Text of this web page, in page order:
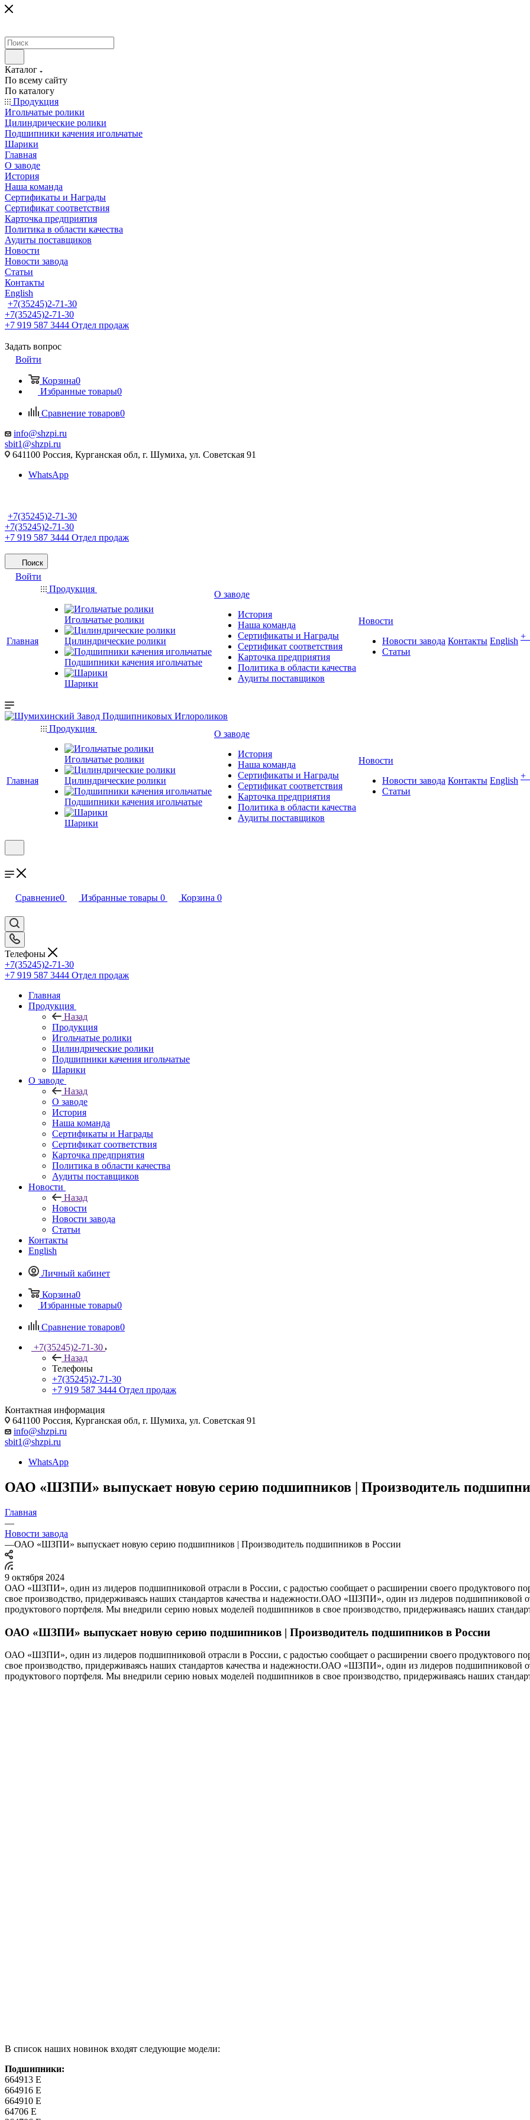
Каталог
По всему сайту
По каталогу
Продукция
Игольчатые ролики
Цилиндрические ролики
Подшипники качения игольчатые
Шарики
Главная
О заводе
История
Наша команда
Сертификаты и Награды
Сертификат соответствия
Карточка предприятия
Политика в области качества
Аудиты поставщиков
Новости
Новости завода
Статьи
Контакты
English
+7(35245)2-71-30
+7(35245)2-71-30
+7 919 587 3444 Отдел продаж
Задать вопрос
Войти
Корзина0
Избранные товары0
Сравнение товаров0
info@shzpi.ru
sbit1@shzpi.ru
641100 Россия, Курганская обл, г. Шумиха, ул. Советская 91
WhatsApp
+7(35245)2-71-30
+7(35245)2-71-30
+7 919 587 3444 Отдел продаж
Поиск
Войти
Главная
Продукция
Игольчатые ролики
Цилиндрические ролики
Подшипники качения игольчатые
Шарики
О заводе
История
Наша команда
Сертификаты и Награды
Сертификат соответствия
Карточка предприятия
Политика в области качества
Аудиты поставщиков
Новости
Новости завода
Статьи
Контакты English +
Главная
Продукция
Игольчатые ролики
Цилиндрические ролики
Подшипники качения игольчатые
Шарики
О заводе
История
Наша команда
Сертификаты и Награды
Сертификат соответствия
Карточка предприятия
Политика в области качества
Аудиты поставщиков
Новости
Новости завода
Статьи
Контакты English +
Сравнение0 Избранные товары 0 Корзина 0
Телефоны
+7(35245)2-71-30
+7 919 587 3444 Отдел продаж
Главная
Продукция
Назад
Продукция
Игольчатые ролики
Цилиндрические ролики
Подшипники качения игольчатые
Шарики
О заводе
Назад
О заводе
История
Наша команда
Сертификаты и Награды
Сертификат соответствия
Карточка предприятия
Политика в области качества
Аудиты поставщиков
Новости
Назад
Новости
Новости завода
Статьи
Контакты
English
Личный кабинет
Корзина0
Избранные товары0
Сравнение товаров0
+7(35245)2-71-30
Назад
Телефоны
+7(35245)2-71-30
+7 919 587 3444 Отдел продаж
Контактная информация
641100 Россия, Курганская обл, г. Шумиха, ул. Советская 91
info@shzpi.ru
sbit1@shzpi.ru
WhatsApp
ОАО «ШЗПИ» выпускает новую серию подшипников | Производитель
Главная
—
Новости завода
—ОАО «ШЗПИ» выпускает новую серию подшипников | Производитель подшипников в России
9 октября 2024
ОАО «ШЗПИ», один из лидеров подшипниковой отрасли в России, с радостью сообщает о расширении своего продуктового
свое производство, придерживаясь наших стандартов качества и надежности.ОАО «ШЗПИ», один из лидеров подшипниковой
продуктового портфеля. Мы внедрили серию новых моделей подшипников в свое производство, придерживаясь наших
ОАО «ШЗПИ» выпускает новую серию подшипников | Производитель подшипников в России
ОАО «ШЗПИ», один из лидеров подшипниковой отрасли в России, с радостью сообщает о расширении своего продуктового
свое производство, придерживаясь наших стандартов качества и надежности.ОАО «ШЗПИ», один из лидеров подшипниковой
продуктового портфеля. Мы внедрили серию новых моделей подшипников в свое производство, придерживаясь наших
В список наших новинок входят следующие модели:
Подшипники:
664913 Е
664916 Е
664910 Е
64706 Е